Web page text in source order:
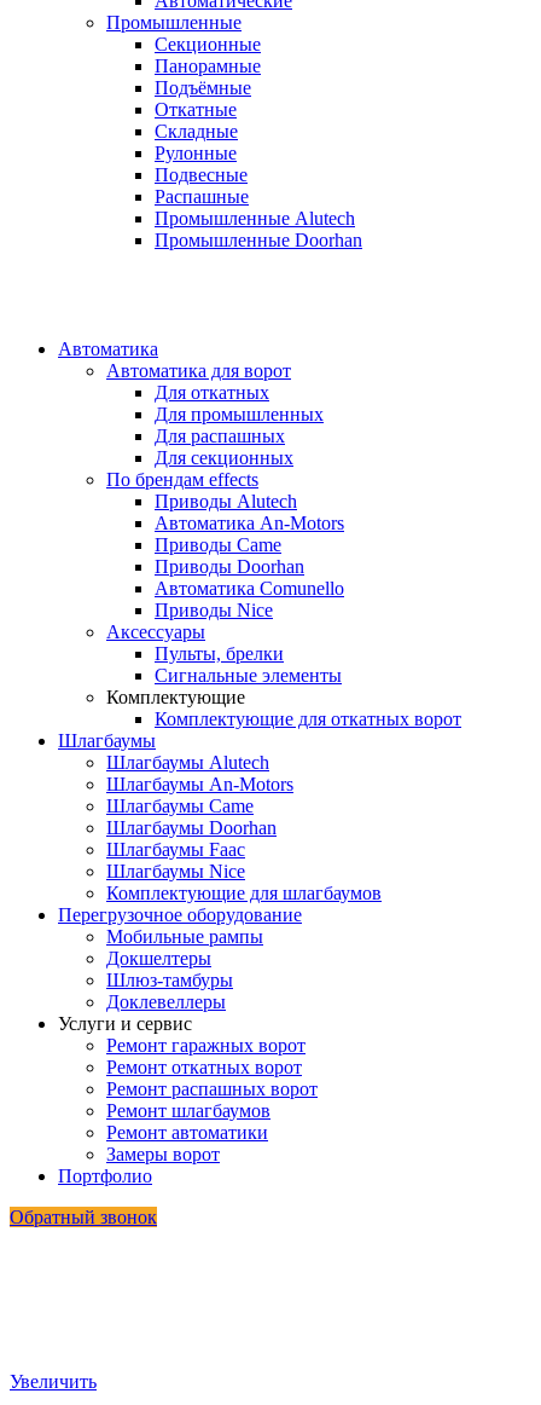
Промышленные
Секционные
Панорамные
Подъёмные
Откатные
Складные
Рулонные
Подвесные
Распашные
Промышленные Alutech
Промышленные Doorhan
Автоматика
Автоматика для ворот
Для откатных
Для промышленных
Для распашных
Для секционных
По брендам effects
Приводы Alutech
Автоматика An-Motors
Приводы Came
Приводы Doorhan
Автоматика Comunello
Приводы Nice
Аксессуары
Пульты, брелки
Сигнальные элементы
Комплектующие
Комплектующие для откатных ворот
Шлагбаумы
Шлагбаумы Alutech
Шлагбаумы An-Motors
Шлагбаумы Came
Шлагбаумы Doorhan
Шлагбаумы Faac
Шлагбаумы Nice
Комплектующие для шлагбаумов
Перегрузочное оборудование
Мобильные рампы
Докшелтеры
Шлюз-тамбуры
Доклевеллеры
Услуги и сервис
Ремонт гаражных ворот
Ремонт откатных ворот
Ремонт распашных ворот
Ремонт шлагбаумов
Ремонт автоматики
Замеры ворот
Портфолио
Обратный звонок
Увеличить